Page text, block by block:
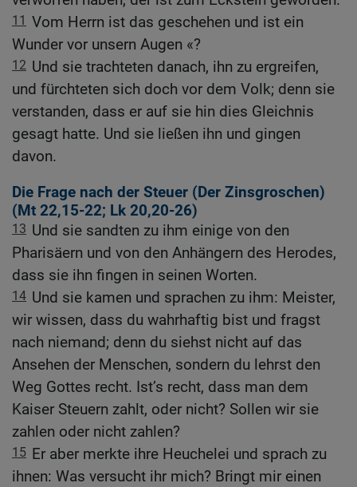
11 Vom Herrn ist das geschehen und ist ein
Wunder vor unsern Augen «?
12 Und sie trachteten danach, ihn zu ergreifen,
und fürchteten sich doch vor dem Volk; denn sie
verstanden, dass er auf sie hin dies Gleichnis
gesagt hatte. Und sie ließen ihn und gingen
davon.
Die Frage nach der Steuer (Der Zinsgroschen)
(Mt 22,15-22; Lk 20,20-26)
13 Und sie sandten zu ihm einige von den
Pharisäern und von den Anhängern des Herodes,
dass sie ihn fingen in seinen Worten.
14 Und sie kamen und sprachen zu ihm: Meister,
wir wissen, dass du wahrhaftig bist und fragst
nach niemand; denn du siehst nicht auf das
Ansehen der Menschen, sondern du lehrst den
Weg Gottes recht. Ist’s recht, dass man dem
Kaiser Steuern zahlt, oder nicht? Sollen wir sie
zahlen oder nicht zahlen?
15 Er aber merkte ihre Heuchelei und sprach zu
ihnen: Was versucht ihr mich? Bringt mir einen